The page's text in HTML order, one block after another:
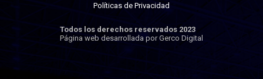
Políticas de Privacidad
Todos los derechos reservados 2023
Página web desarrollada por Gerco Digital